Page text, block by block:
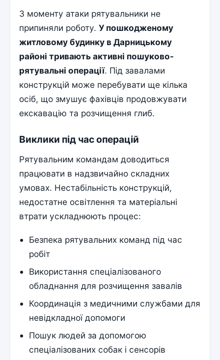
З моменту атаки рятувальники не
припиняли роботу.У пошкодженому
житловому будинку в Дарницькому
районі тривають активні пошуково-
рятувальні операції. Під завалами
конструкцій може перебувати ще кілька
осіб, що змушує фахівців продовжувати
екскавацію та розчищення глиб.
Виклики під час операцій
Рятувальним командам доводиться
працювати в надзвичайно складних
умовах. Нестабільність конструкцій,
недостатне освітлення та матеріальні
втрати ускладнюють процес:
Безпека рятувальних команд під час
робіт
Використання спеціалізованого
обладнання для розчищення завалів
Координація з медичними службами для
невідкладної допомоги
Пошук людей за допомогою
спеціалізованих собак і сенсорів